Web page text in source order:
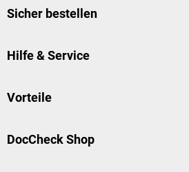
Sicher bestellen
Hilfe & Service
Vorteile
DocCheck Shop